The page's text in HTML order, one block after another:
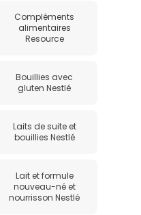
Compléments
alimentaires
Resource
Bouillies avec
gluten Nestlé
Laits de suite et
bouillies Nestlé
Lait et formule
nouveau-né et
nourrisson Nestlé